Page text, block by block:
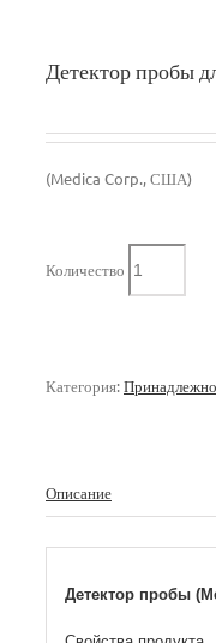
Детектор пробы
(Medica Corp., США)
Количество
Категория:
Описание
Детектор пробы